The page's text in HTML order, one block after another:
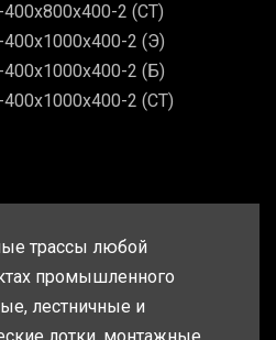
2 (СТ)
2 (Э)
2 (Б)
2 (СТ)
трассы любой
промышленного
лестничные и